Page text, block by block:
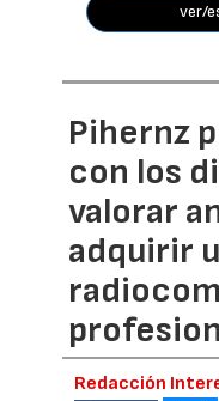
ver/
Pihernz
con los
valorar
adquirir
Redacción